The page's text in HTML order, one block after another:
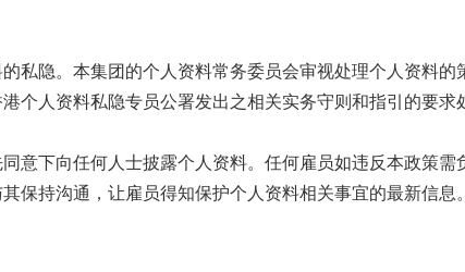
私隐。本集团的个人资料常务委员会审视处理个人资料的
个人资料私隐专员公署发出之相关实务守则和指引的要求
意下向任何人士披露个人资料。任何雇员如违反本政策
保持沟通，让雇员得知保护个人资料相关事宜的最新信息。